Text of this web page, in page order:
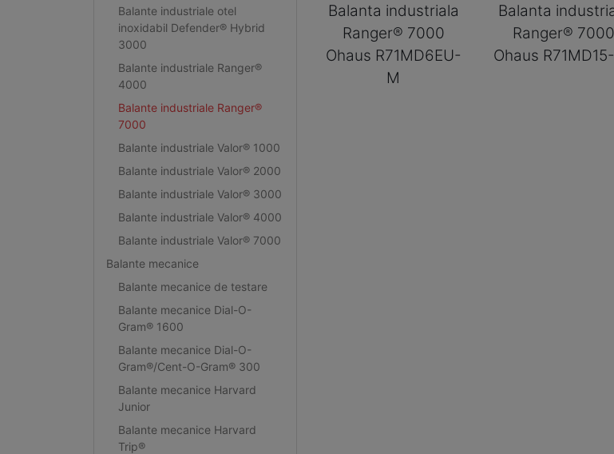
Balante industriale otel
inoxidabil Defender® Hybrid
3000
Balante industriale Ranger®
4000
Balante industriale Ranger®
7000
Balante industriale Valor® 1000
Balante industriale Valor® 2000
Balante industriale Valor® 3000
Balante industriale Valor® 4000
Balante industriale Valor® 7000
Balante mecanice
Balante mecanice de testare
Balante mecanice Dial-O-
Gram® 1600
Balante mecanice Dial-O-
Gram®/Cent-O-Gram® 300
Balante mecanice Harvard
Junior
Balante mecanice Harvard
Trip®
Balanta industriala
Ranger® 7000
Ohaus R71MD6EU-
M
Balanta
Ranger® 7000
Ohaus